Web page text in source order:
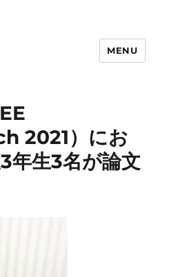
MENU
2021）にお
年生3名が論文